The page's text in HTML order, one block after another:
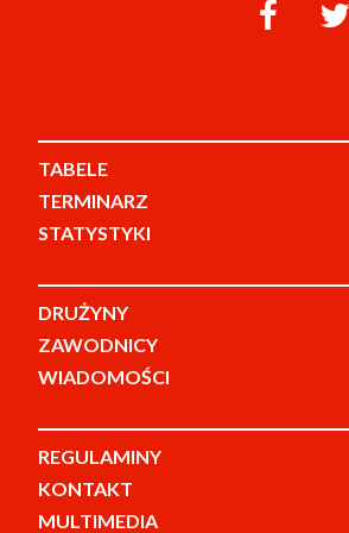
TABELE
TERMINARZ
STATYSTYKI
DRUŻYNY
ZAWODNICY
WIADOMOŚCI
REGULAMINY
KONTAKT
MULTIMEDIA